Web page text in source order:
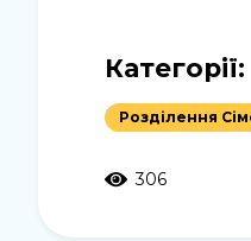
Категорії:
Розділення
306